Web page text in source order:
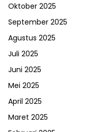
Oktober 2025
September 2025
Agustus 2025
Juli 2025
Juni 2025
Mei 2025
April 2025
Maret 2025